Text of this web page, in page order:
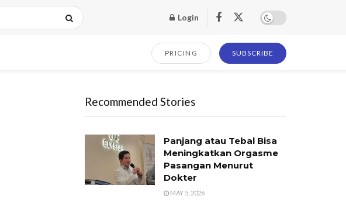
Login
PRICING SUBSCRIBE
Recommended Stories
Panjang atau Tebal Bisa
Meningkatkan Orgasme
Pasangan Menurut
Dokter
MAY 5, 2026